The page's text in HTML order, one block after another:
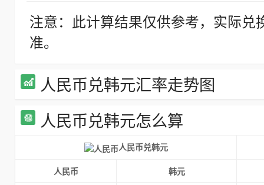
注意：此计算结果仅供参考，实际
准。
人民币兑韩元汇率走势图
人民币兑韩元怎么算
人民币兑韩元
人民币
韩元